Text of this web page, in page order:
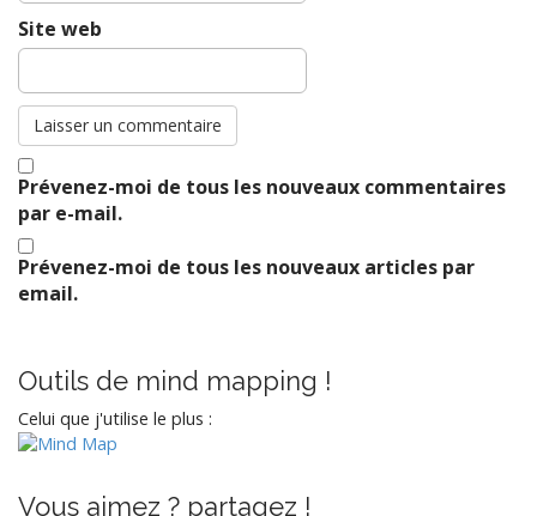
Site web
Prévenez-moi de tous les nouveaux commentaires
par e-mail.
Prévenez-moi de tous les nouveaux articles par
email.
Outils de mind mapping !
Celui que j'utilise le plus :
Vous aimez ? partagez !
http://domi
des-calins-
aux-
facsistes-
et-aux-